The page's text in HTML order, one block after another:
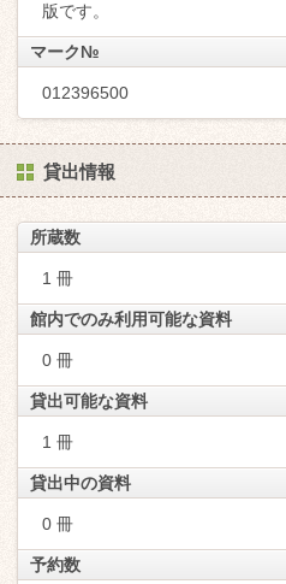
版です。
マーク№
012396500
貸出情報
所蔵数
1 冊
館内でのみ利用可能な資料
0 冊
貸出可能な資料
1 冊
貸出中の資料
0 冊
予約数